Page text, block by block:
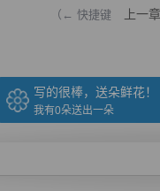
（← 快捷键 上一章
写的很棒，送朵鲜花！
我有0朵送出一朵